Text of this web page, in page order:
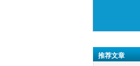
推荐文章